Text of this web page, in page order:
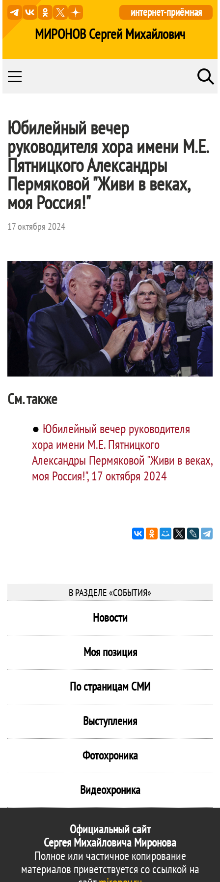
МИРОНОВ Сергей Михайлович
интернет-приёмная
Юбилейный вечер
руководителя хора имени М.Е.
Пятницкого Александры
Пермяковой "Живи в веках,
моя Россия!"
17 октября 2024
См. также
● Юбилейный вечер руководителя
хора имени М.Е. Пятницкого
Александры Пермяковой "Живи в веках,
моя Россия!", 17 октября 2024
В РАЗДЕЛЕ «СОБЫТИЯ»
Новости
Моя позиция
По страницам СМИ
Выступления
Фотохроника
Видеохроника
Официальный сайт
Сергея Михайловича Миронова
Полное или частичное копирование
материалов приветствуется со ссылкой на